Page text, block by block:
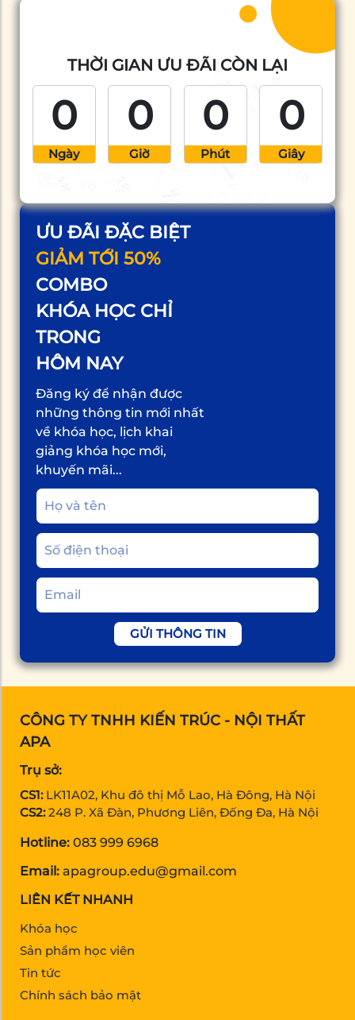
ƯU ĐÃI ĐẶC BIỆT
GIẢM TỚI 50%
COMBO
KHÓA HỌC CHỈ
TRONG
HÔM NAY
Đăng ký để nhận được
những thông tin mới nhất
về khóa học, lịch khai
giảng khóa học mới,
khuyến mãi...
GỬI THÔNG TIN
THỜI GIAN ƯU ĐÃI CÒN LẠI
0
Ngày
0
Giờ
0
Phút
0
Giây
CÔNG TY TNHH KIẾN TRÚC - NỘI THẤT
APA
Trụ sở:
CS1: LK11A02, Khu đô thị Mỗ Lao, Hà Đông, Hà Nội
CS2: 248 P. Xã Đàn, Phương Liên, Đống Đa, Hà Nội
Hotline: 083 999 6968
Email: apagroup.edu@gmail.com
LIÊN KẾT NHANH
Khóa học
Sản phẩm học viên
Tin tức
Chính sách bảo mật